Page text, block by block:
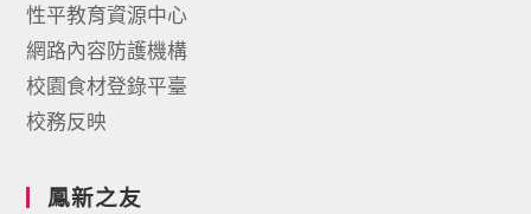
性平教育資源中心
網路內容防護機構
校園食材登錄平臺
校務反映
鳳新之友